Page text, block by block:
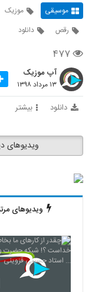
موسیقی موزیک
رقص
دانلود
۴۷۷
آپ موزیک
۱۳ مرداد ۱۳۹۸
دانلود بیشتر
ویدیوهای
ویدیوهای